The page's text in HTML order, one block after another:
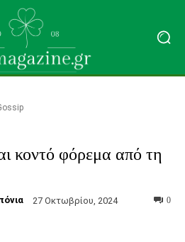
κοντό φόρεμα από τη
27 Οκτωβρίου, 2024 0